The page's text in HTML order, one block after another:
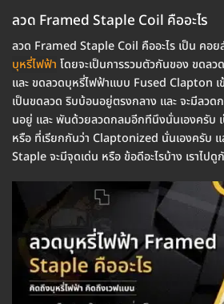
ลวด Framed Staple Coil คืออะไร
ลวด Framed Staple Coil คืออะไร เป็น คอย
บุหรี่ไฟฟ้า โดยจะเป็นการรวมตัวกันของ ขดล
และ ขดลวดบุหรี่ไฟฟ้าแบบ Fused Clapton เ
เป็นขดลวด ริบบ้อนอยู่ตรงกลาง และ จะมีลว
นอยู่ และ พันด้วยลวดกลมอีกทีนึงนั่นเองครับ
หรือ ที่เรียกกันว่า Claptonized นั่นเองครับ
Staple จะมีจุดเด่น หรือ ข้อดีอะไรบ้าง เราไปดู